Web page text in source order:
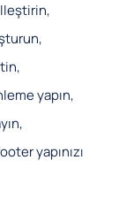
yapın,
yapınızı